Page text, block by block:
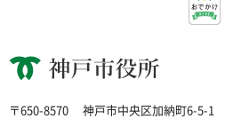
神戸市役所
〒650-8570 神戸市中央区加納町6-5-1